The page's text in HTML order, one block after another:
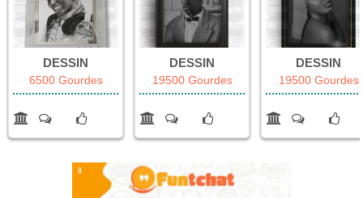
DESSIN
6500 Gourdes
DESSIN
19500 Gourdes
DESSIN
19500 Gourdes